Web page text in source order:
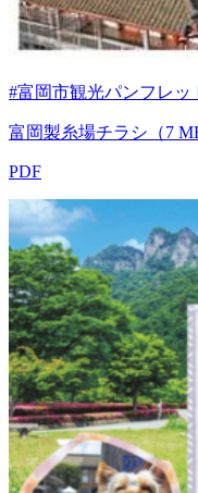
#富岡市観光パンフレッ
富岡製糸場チラシ（7
PDF